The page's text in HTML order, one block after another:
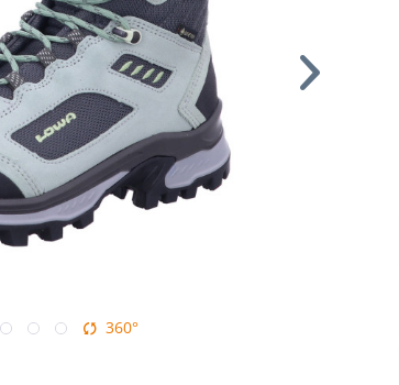
360°